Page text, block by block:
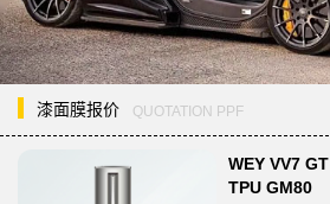
漆面膜报价 QUOTATION PPF
WEY VV7 GT
TPU GM80